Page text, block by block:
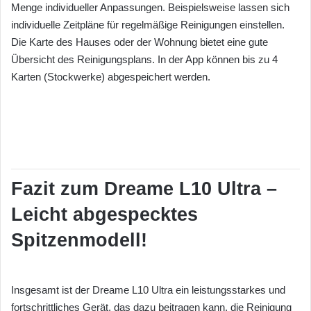
Menge individueller Anpassungen. Beispielsweise lassen sich
individuelle Zeitpläne für regelmäßige Reinigungen einstellen.
Die Karte des Hauses oder der Wohnung bietet eine gute
Übersicht des Reinigungsplans. In der App können bis zu 4
Karten (Stockwerke) abgespeichert werden.
Fazit zum Dreame L10 Ultra –
Leicht abgespecktes
Spitzenmodell!
Insgesamt ist der Dreame L10 Ultra ein leistungsstarkes und
fortschrittliches Gerät, das dazu beitragen kann, die Reinigung